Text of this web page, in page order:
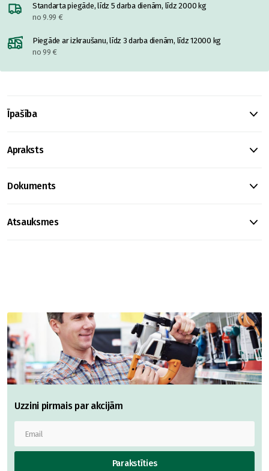
Standarta piegāde, līdz 5 darba dienām, līdz 2000 kg
no 9.99 €
Piegāde ar izkraušanu, līdz 3 darba dienām, līdz 12000 kg
no 99 €
Īpašība
Apraksts
Dokuments
Atsauksmes
Uzzini pirmais par akcijām
Parakstīties